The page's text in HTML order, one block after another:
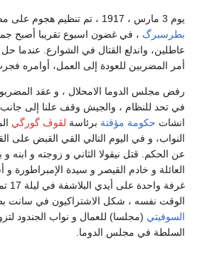
يوم 3 مارس ، 1917 ، تم تنظيم هجوم على مصنع في العاصمة
بطرسبرگ ، في غضون اسبوع تقريبا أصبح
عاطلين، واندلع القتال في الشوارع. عندما
أمر المضربين للعودة إلى العمل، أوامره
رفض مجلس الدوما الامحلال ، و عقد
في تحد للنظام ، والجيش وقف علنا إلى جانب
انشات حكومة مؤقتة برئاسة لڤوڤ گورگي
النواب، و في اليوم التالي القي القبض على
عن الحكم. قتل نيقولا الثاني و زوجته و ابنه و
العائلة و خادم القيصر و سيدة الإمبراطورة
الوقت نفسه ، شكل الاشتراكيون في
السوفيتي (مجلسا) للعمال و نواب الجندود
السلطة في مجلس الدوما.